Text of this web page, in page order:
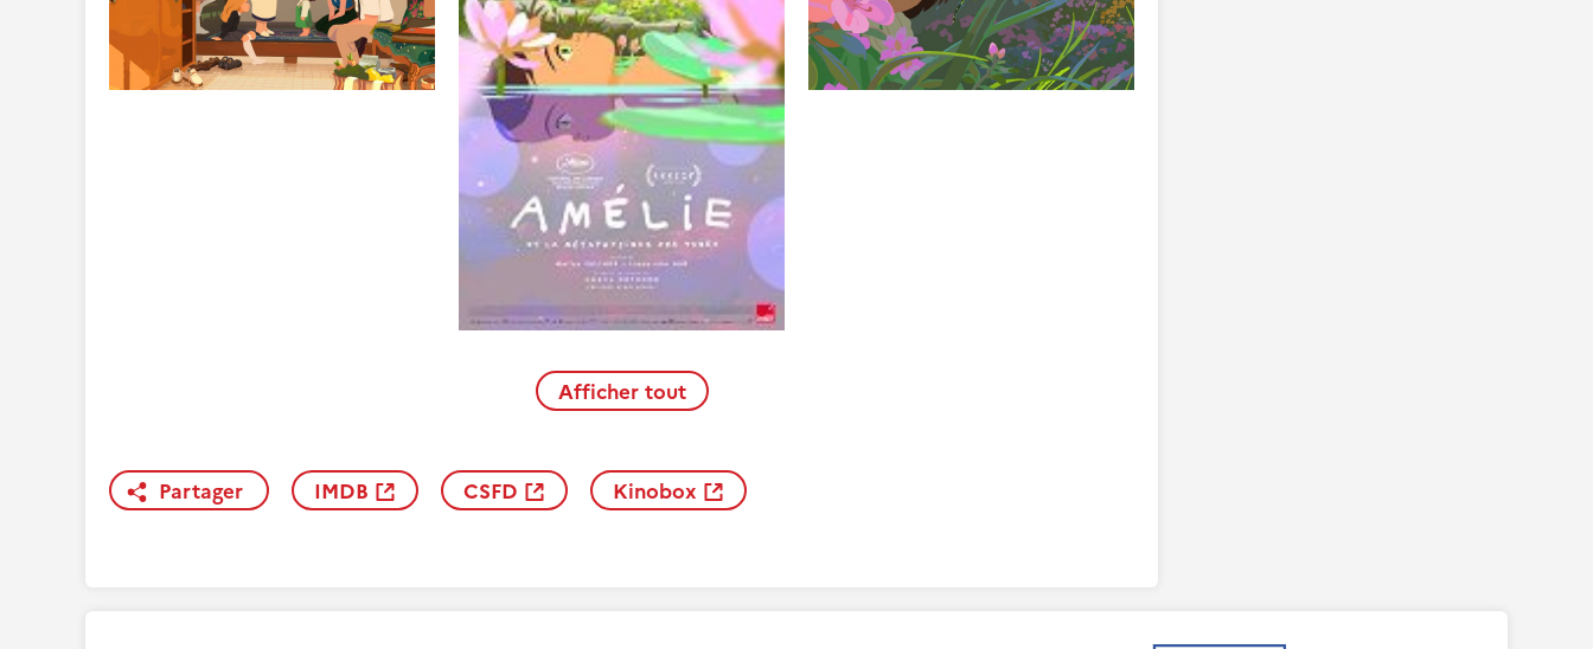
Afficher tout
Partager IMDB CSFD Kinobox